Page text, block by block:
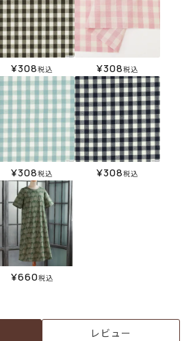
¥308税込 ¥308税込
¥308税込 ¥308税込
¥660税込
レビュー